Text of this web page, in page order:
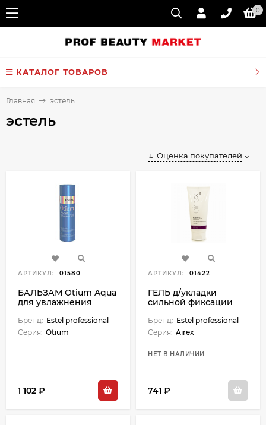
0
КАТАЛОГ ТОВАРОВ
Главная эстель
эстель
Оценка покупателей
АРТИКУЛ: 01580
БАЛЬЗАМ Otium Aqua
для увлажнения
Бренд: Estel professional
Серия: Otium
1 102 ₽
АРТИКУЛ: 01422
ГЕЛЬ д/укладки
сильной фиксации
Бренд: Estel professional
Серия: Airex
НЕТ В НАЛИЧИИ
741 ₽